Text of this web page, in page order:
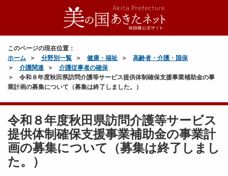
このページの現在位置：
ホーム
分野別一覧 健康・福祉
高齢者・介護・国保
介護関連
介護従事者の確保
令和８年度秋田県訪問介護等サービス提供体制確保支援事業補助金の事
業計画の募集について（募集は終了しました。）
令和８年度秋田県訪問介護等サービス
提供体制確保支援事業補助金の事業計
画の募集について（募集は終了しまし
た。）